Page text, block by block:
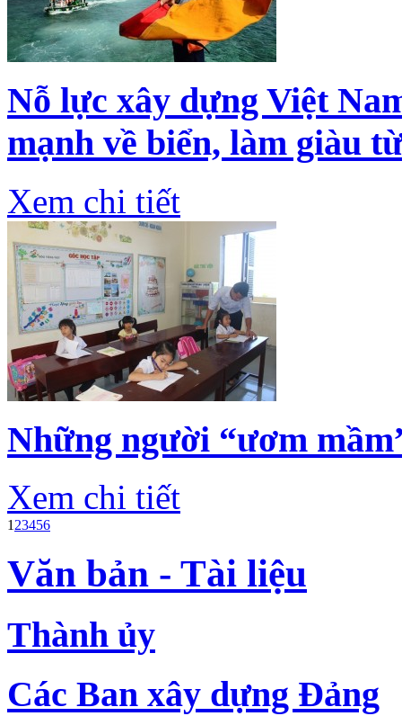
Nỗ lực xây dựng Việt
mạnh về biển, làm giàu
Xem chi tiết
Những người “ươm
Xem chi tiết
1 23456
Văn bản - Tài liệu
Thành ủy
Các Ban xây dựng Đảng